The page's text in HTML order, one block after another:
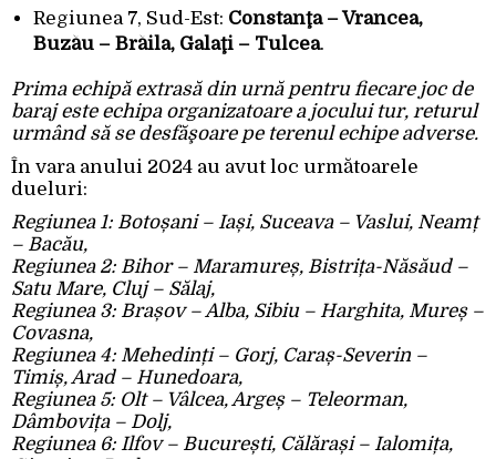
Regiunea 7, Sud-Est: Constanţa – Vrancea,
Buzău – Brăila, Galaţi – Tulcea.
Prima echipă extrasă din urnă pentru fiecare joc de
baraj este echipa organizatoare a jocului tur, returul
urmând să se desfăşoare pe terenul echipe adverse.
În vara anului 2024 au avut loc următoarele
dueluri:
Regiunea 1: Botoșani – Iași, Suceava – Vaslui, Neamț
– Bacău,
Regiunea 2: Bihor – Maramureș, Bistrița-Năsăud –
Satu Mare, Cluj – Sălaj,
Regiunea 3: Brașov – Alba, Sibiu – Harghita, Mureș –
Covasna,
Regiunea 4: Mehedinți – Gorj, Caraș-Severin –
Timiș, Arad – Hunedoara,
Regiunea 5: Olt – Vâlcea, Argeș – Teleorman,
Dâmbovița – Dolj,
Regiunea 6: Ilfov – București, Călărași – Ialomița,